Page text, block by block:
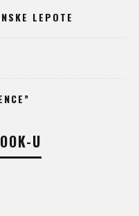
LEPOTE
U